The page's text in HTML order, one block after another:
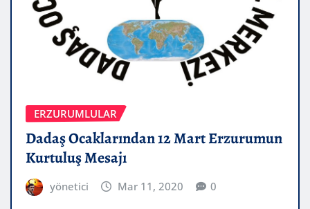
ERZURUMLULAR
Dadaş Ocaklarından 12 Mart Erzurumun
Kurtuluş Mesajı
yönetici Mar 11, 2020 0